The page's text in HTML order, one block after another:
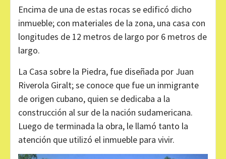
Encima de una de estas rocas se edificó dicho
inmueble; con materiales de la zona, una casa con
longitudes de 12 metros de largo por 6 metros de
largo.
La Casa sobre la Piedra, fue diseñada por Juan
Riverola Giralt; se conoce que fue un inmigrante
de origen cubano, quien se dedicaba a la
construcción al sur de la nación sudamericana.
Luego de terminada la obra, le llamó tanto la
atención que utilizó el inmueble para vivir.